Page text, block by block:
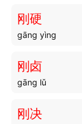
刚硬
gāng yìng
刚卤
gāng lǔ
刚决